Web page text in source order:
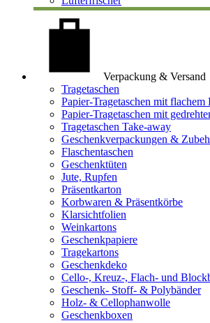
Verpackung & Versand
Tragetaschen
Papier-Tragetaschen mit flachem
Papier-Tragetaschen mit
Tragetaschen Take-away
Geschenkverpackungen &
Flaschentaschen
Geschenktüten
Jute, Rupfen
Präsentkarton
Korbwaren & Präsentkörbe
Klarsichtfolien
Weinkartons
Geschenkpapiere
Tragekartons
Geschenkdeko
Cello-, Kreuz-, Flach- und
Geschenk- Stoff- & Polybänder
Holz- & Cellophanwolle
Geschenkboxen